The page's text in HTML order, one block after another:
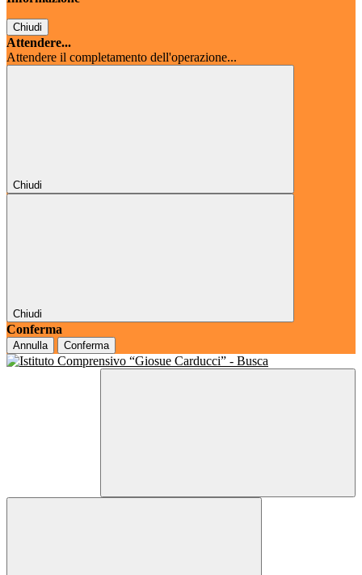
Chiudi
Attendere...
Attendere il completamento dell'operazione...
Chiudi
Chiudi
Conferma
Annulla Conferma